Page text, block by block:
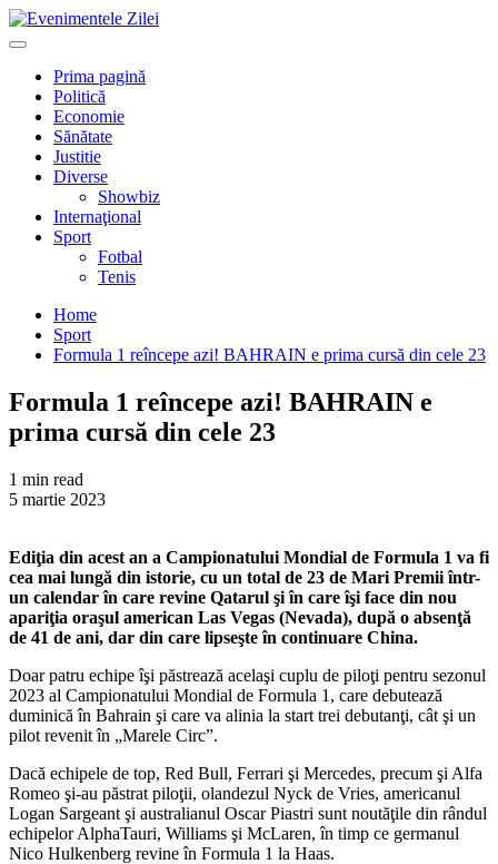
Mergi
la
Primary
Prima pagină
Politică
Economie
Sănătate
Justitie
Diverse
Showbiz
Internaţional
Sport
Fotbal
Tenis
Home
Sport
Formula 1 reîncepe azi! BAHRAIN e prima cursă din cele 23
Formula 1 reîncepe azi! BAHRAIN e
prima cursă din cele 23
1 min read
5 martie 2023
Ediţia din acest an a Campionatului Mondial de Formula 1 va fi
cea mai lungă din istorie, cu un total de 23 de Mari Premii într-
un calendar în care revine Qatarul şi în care îşi face din nou
apariţia oraşul american Las Vegas (Nevada), după o absenţă
de 41 de ani, dar din care lipseşte în continuare China.
Doar patru echipe îşi păstrează acelaşi cuplu de piloţi pentru sezonul
2023 al Campionatului Mondial de Formula 1, care debutează
duminică în Bahrain şi care va alinia la start trei debutanţi, cât şi un
pilot revenit în „Marele Circ”.
Dacă echipele de top, Red Bull, Ferrari şi Mercedes, precum şi Alfa
Romeo şi-au păstrat piloţii, olandezul Nyck de Vries, americanul
Logan Sargeant şi australianul Oscar Piastri sunt noutăţile din rândul
echipelor AlphaTauri, Williams şi McLaren, în timp ce germanul
Nico Hulkenberg revine în Formula 1 la Haas.